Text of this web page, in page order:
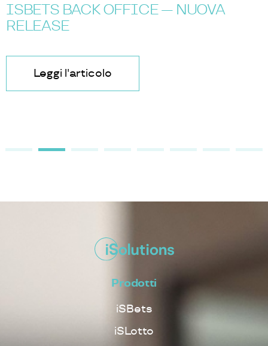
ISBETS BACK OFFICE — NUOVA
RELEASE
Leggi l'articolo
Prodotti
iSBets
iSLotto